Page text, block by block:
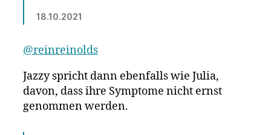
18.10.2021
@reinreinolds
Jazzy spricht dann ebenfalls wie Julia,
davon, dass ihre Symptome nicht ernst
genommen werden.